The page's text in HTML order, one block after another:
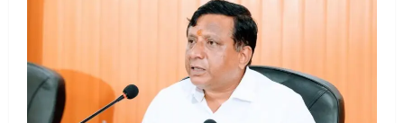
3
UTTARAKHAND NEWS
जिलाधिकारी/जिला निर्वाचन अधिकारी ने
सहसपुर विधानसभा क्षेत्र के पोलिंग बूथों का
निरीक्षण कर एसआईआर आपत्ति निस्तारण
शिविर की व्यवस्थाओं का लिया जायजा
August 6, 2026